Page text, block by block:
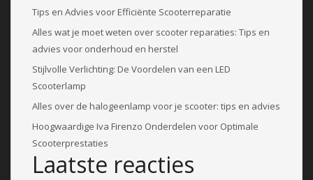
Tips en Advies voor Efficiënte Scooterreparatie
Alles wat je moet weten over scooter reparaties: Tips en
advies voor onderhoud en herstel
Stijlvolle Verlichting: De Voordelen van een LED
Scooterlamp
Alles over de halogeenlamp voor je scooter: tips en advies
Hoogwaardige Iva Firenzo Onderdelen voor Optimale
Scooterprestaties
Laatste reacties